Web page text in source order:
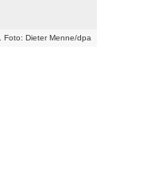
Dieter Menne/dpa